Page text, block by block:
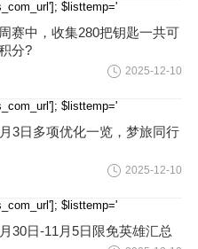
$listtemp='
赛中，收集280把钥匙一共可
分?
2025-12-10
$listtemp='
3日多项优化一览，梦旅同行
2025-12-10
$listtemp='
30日-11月5日限免英雄汇总